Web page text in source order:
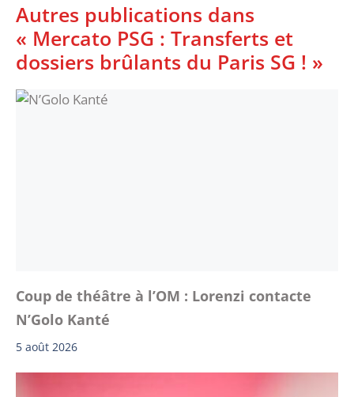
Autres publications dans
« Mercato PSG : Transferts et
dossiers brûlants du Paris SG ! »
Coup de théâtre à l’OM : Lorenzi contacte
N’Golo Kanté
5 août 2026